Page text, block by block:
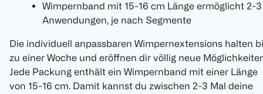
Wimpernband mit 15-16 cm Länge ermöglicht 2-3
Anwendungen, je nach Segmente
Die individuell anpassbaren Wimpernextensions halten
zu einer Woche und eröffnen dir völlig neue
Jede Packung enthält ein Wimpernband mit einer Länge
von 15-16 cm. Damit kannst du zwischen 2-3 Mal deine